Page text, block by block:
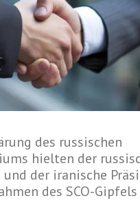
des russischen
hielten der
der iranische
des SCO-